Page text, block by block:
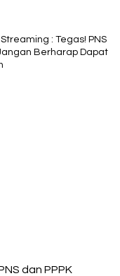
: Tegas! PNS
Berharap Dapat
dan PPPK